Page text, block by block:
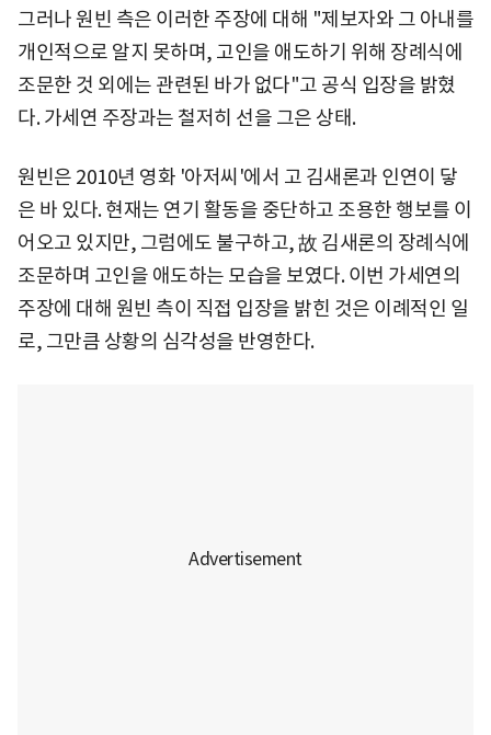
그러나 원빈 측은 이러한 주장에 대해 "제보자와 그 아내를
개인적으로 알지 못하며, 고인을 애도하기 위해 장례식에
조문한 것 외에는 관련된 바가 없다"고 공식 입장을 밝혔
다. 가세연 주장과는 철저히 선을 그은 상태.
원빈은 2010년 영화 '아저씨'에서 고 김새론과 인연이 닿
은 바 있다. 현재는 연기 활동을 중단하고 조용한 행보를 이
어오고 있지만, 그럼에도 불구하고, 故 김새론의 장례식에
조문하며 고인을 애도하는 모습을 보였다. 이번 가세연의
주장에 대해 원빈 측이 직접 입장을 밝힌 것은 이례적인 일
로, 그만큼 상황의 심각성을 반영한다.